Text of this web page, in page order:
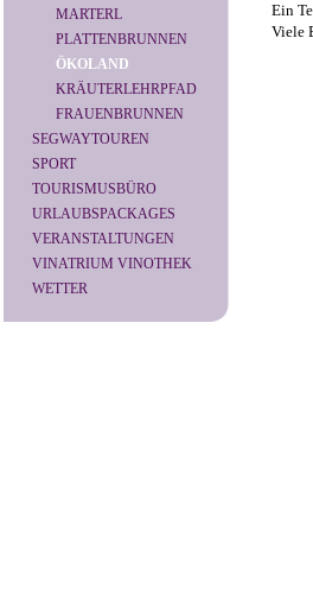
MARTERL
PLATTENBRUNNEN
ÖKOLAND
KRÄUTERLEHRPFAD
FRAUENBRUNNEN
SEGWAYTOUREN
SPORT
TOURISMUSBÜRO
URLAUBSPACKAGES
VERANSTALTUNGEN
VINATRIUM VINOTHEK
WETTER
Ein
Viele